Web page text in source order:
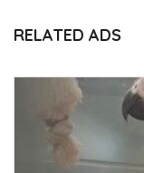
RELATED ADS